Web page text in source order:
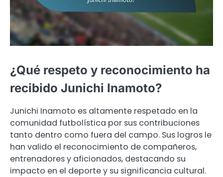
¿Qué respeto y reconocimiento ha
recibido Junichi Inamoto?
Junichi Inamoto es altamente respetado en la
comunidad futbolística por sus contribuciones
tanto dentro como fuera del campo. Sus logros le
han valido el reconocimiento de compañeros,
entrenadores y aficionados, destacando su
impacto en el deporte y su significancia cultural.